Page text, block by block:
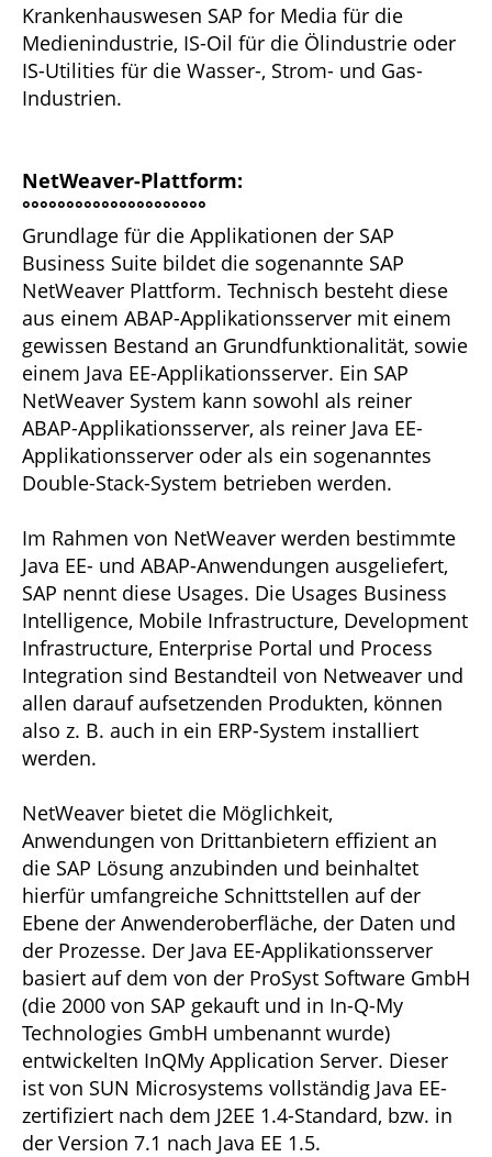
Krankenhauswesen SAP for Media für die
Medienindustrie, IS-Oil für die Ölindustrie oder
IS-Utilities für die Wasser-, Strom- und Gas-
Industrien.
NetWeaver-Plattform:
°°°°°°°°°°°°°°°°°°°°°
Grundlage für die Applikationen der SAP
Business Suite bildet die sogenannte SAP
NetWeaver Plattform. Technisch besteht diese
aus einem ABAP-Applikationsserver mit einem
gewissen Bestand an Grundfunktionalität, sowie
einem Java EE-Applikationsserver. Ein SAP
NetWeaver System kann sowohl als reiner
ABAP-Applikationsserver, als reiner Java EE-
Applikationsserver oder als ein sogenanntes
Double-Stack-System betrieben werden.
Im Rahmen von NetWeaver werden bestimmte
Java EE- und ABAP-Anwendungen ausgeliefert,
SAP nennt diese Usages. Die Usages Business
Intelligence, Mobile Infrastructure, Development
Infrastructure, Enterprise Portal und Process
Integration sind Bestandteil von Netweaver und
allen darauf aufsetzenden Produkten, können
also z. B. auch in ein ERP-System installiert
werden.
NetWeaver bietet die Möglichkeit,
Anwendungen von Drittanbietern effizient an
die SAP Lösung anzubinden und beinhaltet
hierfür umfangreiche Schnittstellen auf der
Ebene der Anwenderoberfläche, der Daten und
der Prozesse. Der Java EE-Applikationsserver
basiert auf dem von der ProSyst Software GmbH
(die 2000 von SAP gekauft und in In-Q-My
Technologies GmbH umbenannt wurde)
entwickelten InQMy Application Server. Dieser
ist von SUN Microsystems vollständig Java EE-
zertifiziert nach dem J2EE 1.4-Standard, bzw. in
der Version 7.1 nach Java EE 1.5.